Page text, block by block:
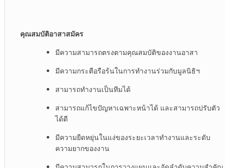
คุณสมบัติอาสาสมัคร
มีความสามารถตรงตามคุณสมบัติของงานอาสา​
มีความกระตือรือร้นในการทำงานร่วมกับมูลนิธิฯ​
สามารถทำงานเป็นทีมได้​
สามารถแก้ไขปัญหาเฉพาะหน้าได้ และสามารถปรับตัว
ได้ดี​
มีความยืดหยุ่นในแง่ของระยะเวลาทำงานและระดับ
ความยากของงาน​